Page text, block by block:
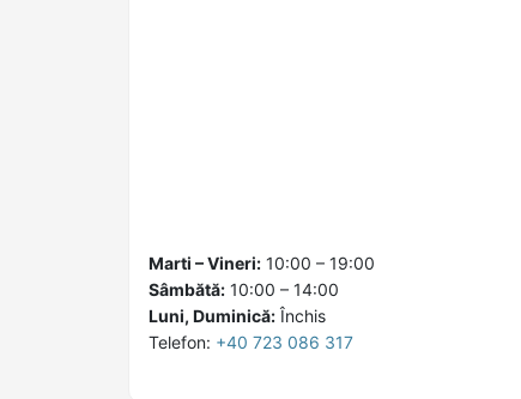
Marti – Vineri: 10:00 – 19:00
Sâmbătă: 10:00 – 14:00
Luni, Duminică: Închis
Telefon: +40 723 086 317